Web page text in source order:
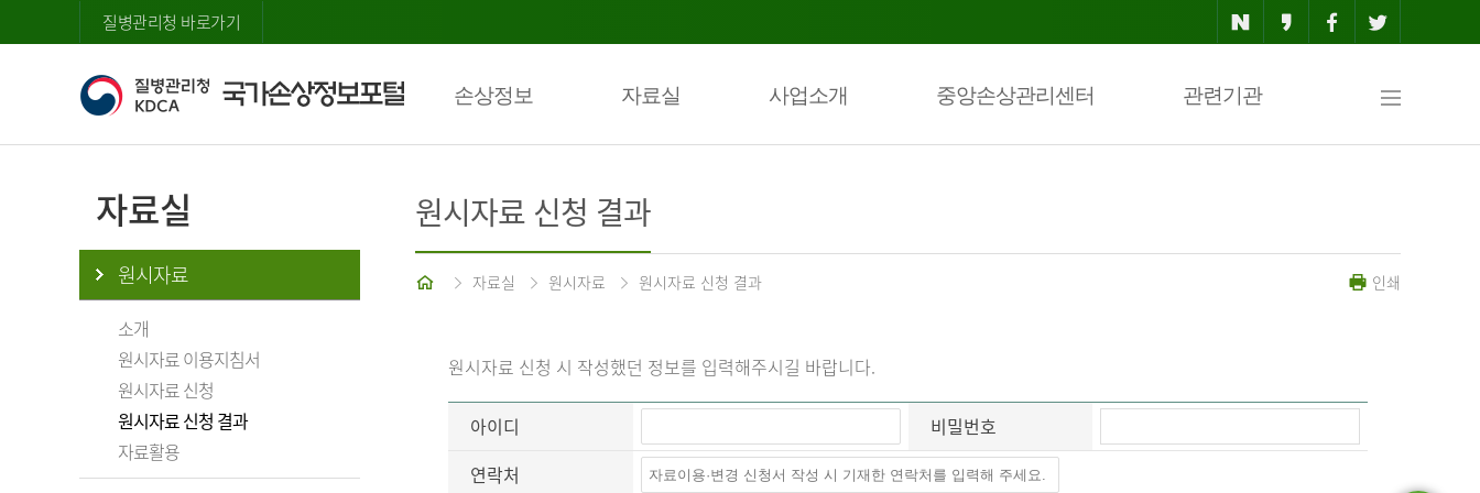
질병관리청 바로가기
손상정보 자료실 사업소개 중앙손상관리센터 관련기관
자료실
원시자료
소개
원시자료 이용지침서
원시자료 신청
원시자료 신청 결과
자료활용
원시자료 신청 결과
홈 자료실 원시자료 원시자료 신청 결과 인쇄
원시자료 신청 시 작성했던 정보를 입력해주시길 바랍니다.
아이디
비밀번호
연락처